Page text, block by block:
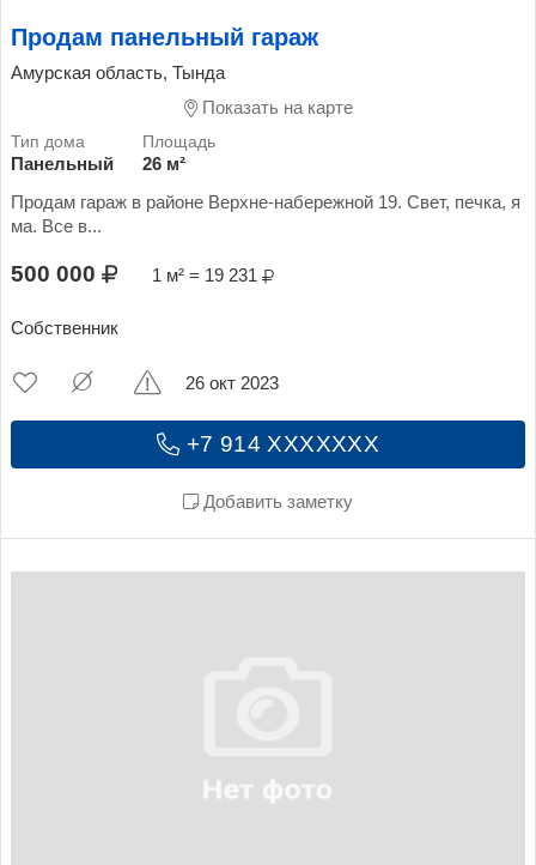
Продам панельный гараж
Амурская область, Тында
Показать на карте
Панельный
26 м²
Продам гараж в районе Верхне-набережной 19. Свет, печка, я
ма. Все в...
500 000 1 м² = 19 231
Собственник
+7 914 XXXXXXX
Добавить заметку
26 окт 2023